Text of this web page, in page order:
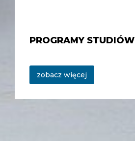
PROGRAMY STUDIÓW
zobacz więcej